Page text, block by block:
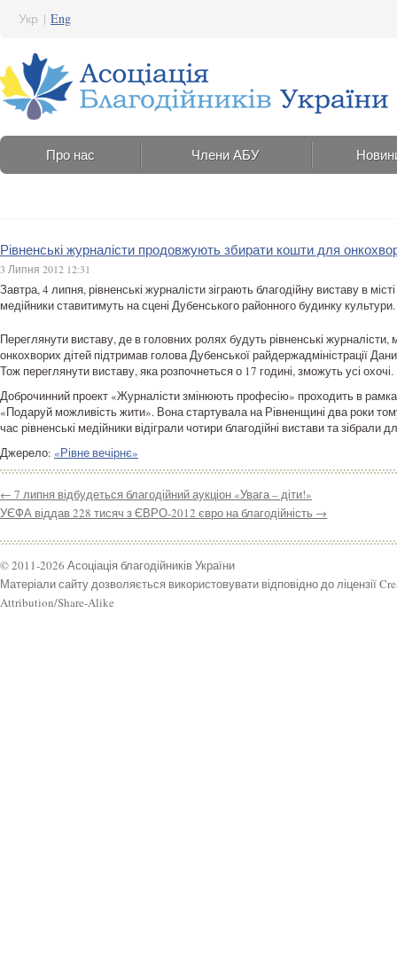
Укр | Eng
Про нас Члени АБУ
Рівненські журналісти продовжують збирати кошти для
3 Липня 2012 12:31
Завтра, 4 липня, рівненські журналісти зіграють благодійну виставу в
медійники ставитимуть на сцені Дубенського районного будинку культури.
Переглянути виставу, де в головних ролях будуть рівненські
онкохворих дітей підтримав голова Дубенської райдержадміністрації
Тож переглянути виставу, яка розпочнеться о 17 годині, зможуть усі охочі.
Доброчинний проект «Журналісти змінюють професію» проходить в рамках
«Подаруй можливість жити». Вона стартувала на Рівненщині два роки
час рівненські медійники відіграли чотири благодійні вистави та
Джерело: «Рівне вечірнє»
← 7 липня відбудеться благодійний аукціон «Увага – діти!»
УЄФА віддав 228 тисяч з ЄВРО-2012 євро на благодійність →
© 2011-2026 Асоціація благодійників України
Матеріали сайту дозволяється використовувати відповідно до ліцензії
Attribution/Share-Alike